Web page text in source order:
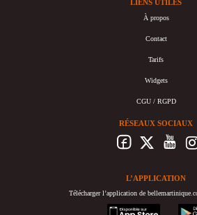
LIENS UTILES
À propos
Contact
Tarifs
Widgets
CGU / RGPD
RÉSEAUX SOCIAUX
L’APPLICATION
Télécharger l’application de
appstore